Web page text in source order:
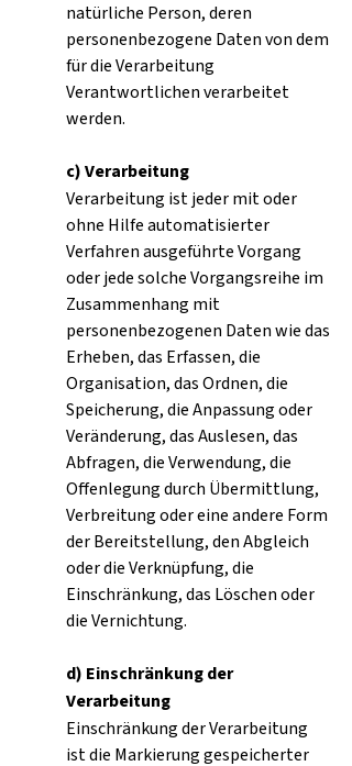
natürliche Person, deren
personenbezogene Daten von dem
für die Verarbeitung
Verantwortlichen verarbeitet
werden.
c) Verarbeitung
Verarbeitung ist jeder mit oder
ohne Hilfe automatisierter
Verfahren ausgeführte Vorgang
oder jede solche Vorgangsreihe im
Zusammenhang mit
personenbezogenen Daten wie das
Erheben, das Erfassen, die
Organisation, das Ordnen, die
Speicherung, die Anpassung oder
Veränderung, das Auslesen, das
Abfragen, die Verwendung, die
Offenlegung durch Übermittlung,
Verbreitung oder eine andere Form
der Bereitstellung, den Abgleich
oder die Verknüpfung, die
Einschränkung, das Löschen oder
die Vernichtung.
d) Einschränkung der
Verarbeitung
Einschränkung der Verarbeitung
ist die Markierung gespeicherter